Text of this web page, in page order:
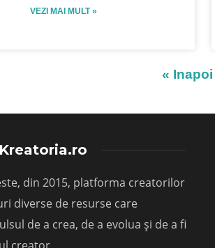
VEZI MAI MULT »
« Inapoi
din 2015, platforma creatorilor
diverse de resurse care
de a crea, de a evolua și de a fi
creator.